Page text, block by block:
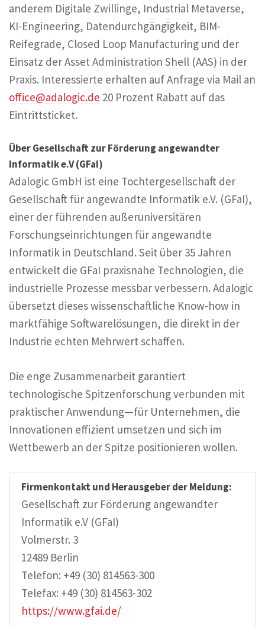
anderem Digitale Zwillinge, Industrial Metaverse,
KI-Engineering, Datendurchgängigkeit, BIM-
Reifegrade, Closed Loop Manufacturing und der
Einsatz der Asset Administration Shell (AAS) in der
Praxis. Interessierte erhalten auf Anfrage via Mail an
office@adalogic.de 20 Prozent Rabatt auf das
Eintrittsticket.
Über Gesellschaft zur Förderung angewandter
Informatik e.V (GFaI)
Adalogic GmbH ist eine Tochtergesellschaft der
Gesellschaft für angewandte Informatik e.V. (GFaI),
einer der führenden außeruniversitären
Forschungseinrichtungen für angewandte
Informatik in Deutschland. Seit über 35 Jahren
entwickelt die GFaI praxisnahe Technologien, die
industrielle Prozesse messbar verbessern. Adalogic
übersetzt dieses wissenschaftliche Know-how in
marktfähige Softwarelösungen, die direkt in der
Industrie echten Mehrwert schaffen.
Die enge Zusammenarbeit garantiert
technologische Spitzenforschung verbunden mit
praktischer Anwendung—für Unternehmen, die
Innovationen effizient umsetzen und sich im
Wettbewerb an der Spitze positionieren wollen.
Firmenkontakt und Herausgeber der Meldung:
Gesellschaft zur Förderung angewandter
Informatik e.V (GFaI)
Volmerstr. 3
12489 Berlin
Telefon: +49 (30) 814563-300
Telefax: +49 (30) 814563-302
https://www.gfai.de/